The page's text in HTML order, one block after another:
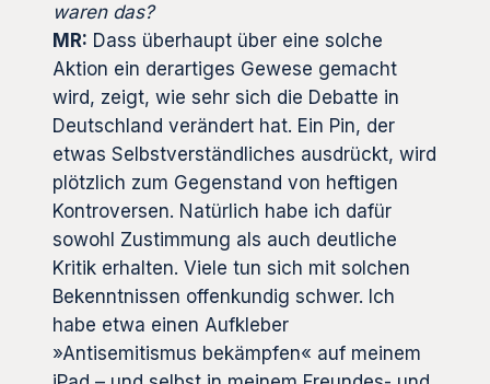
waren das?
MR: Dass überhaupt über eine solche
Aktion ein derartiges Gewese gemacht
wird, zeigt, wie sehr sich die Debatte in
Deutschland verändert hat. Ein Pin, der
etwas Selbstverständliches ausdrückt, wird
plötzlich zum Gegenstand von heftigen
Kontroversen. Natürlich habe ich dafür
sowohl Zustimmung als auch deutliche
Kritik erhalten. Viele tun sich mit solchen
Bekenntnissen offenkundig schwer. Ich
habe etwa einen Aufkleber
»Antisemitismus bekämpfen« auf meinem